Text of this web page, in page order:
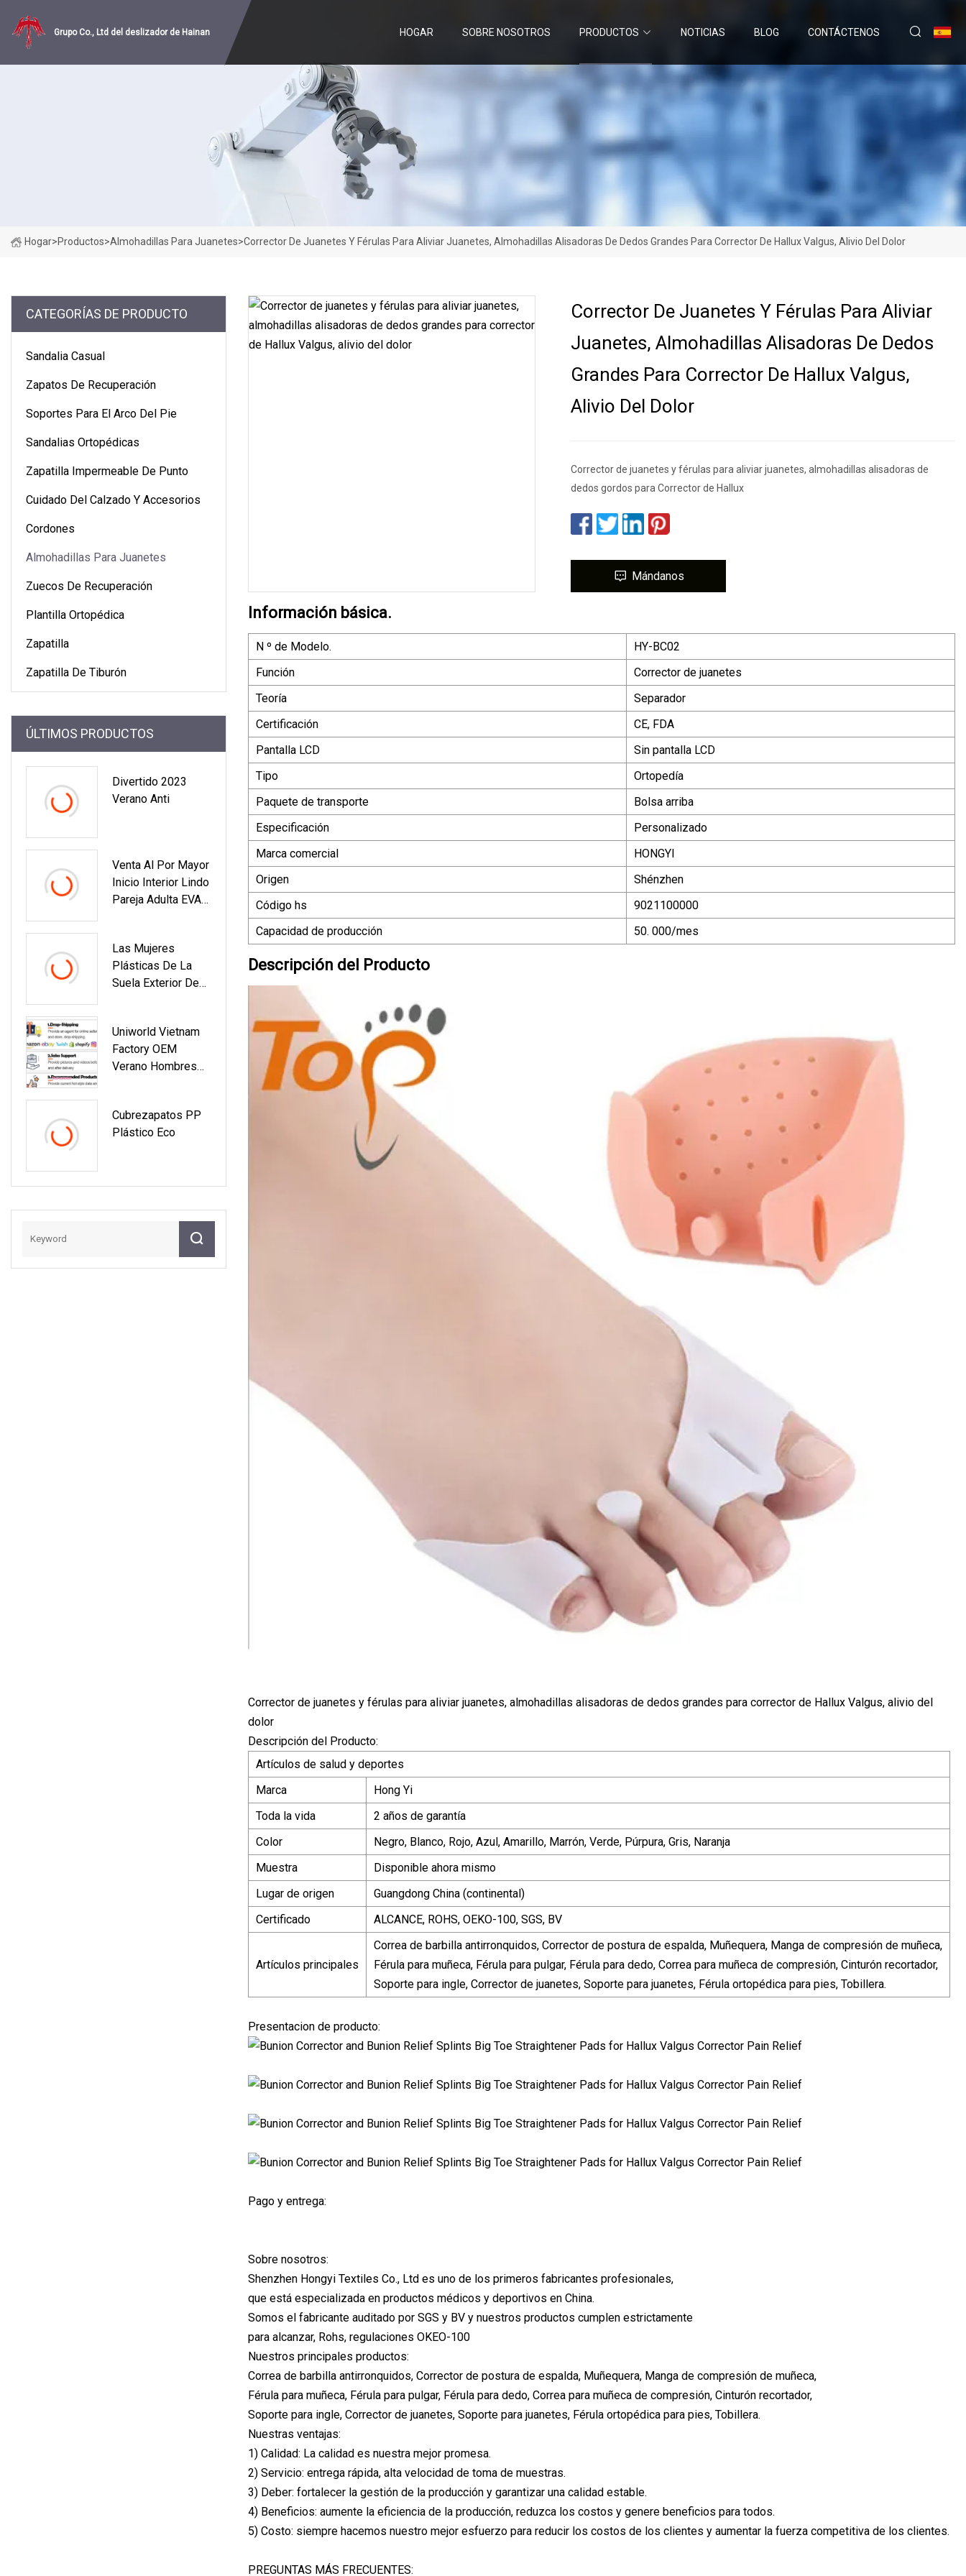
Grupo Co., Ltd del deslizador de Hainan HOGAR SOBRE NOSOTROS PRODUCTOS NOTICIAS BLOG CONTÁCTENOS
Hogar>Productos>Almohadillas Para Juanetes>Corrector De Juanetes Y Férulas Para Aliviar Juanetes, Almohadillas Alisadoras De Dedos Grandes Para Corrector De Hallux Valgus, Alivio Del Dolor
CATEGORÍAS DE PRODUCTO
Sandalia Casual
Zapatos De Recuperación
Soportes Para El Arco Del Pie
Sandalias Ortopédicas
Zapatilla Impermeable De Punto
Cuidado Del Calzado Y Accesorios
Cordones
Almohadillas Para Juanetes
Zuecos De Recuperación
Plantilla Ortopédica
Zapatilla
Zapatilla De Tiburón
ÚLTIMOS PRODUCTOS
Divertido 2023
Verano Anti
Venta Al Por Mayor
Inicio Interior Lindo
Pareja Adulta EVA
Slides1 Comprador
Las Mujeres
Plásticas De La
Suela Exterior De
Personalizado
Deslizan Las
Sandalias Causales
Uniworld Vietnam
Factory OEM
Verano Hombres
Superior Calzado
Casual Para
Cubrezapatos PP
Plástico Eco
Corrector De Juanetes Y Férulas Para Aliviar
Juanetes, Almohadillas Alisadoras De Dedos
Grandes Para Corrector De Hallux Valgus,
Alivio Del Dolor
Corrector de juanetes y férulas para aliviar juanetes, almohadillas alisadoras de
dedos gordos para Corrector de Hallux
Mándanos
Información básica.
N º de Modelo.
HY-BC02
Función
Corrector de juanetes
Teoría
Separador
Certificación
CE, FDA
Pantalla LCD
Sin pantalla LCD
Tipo
Ortopedía
Paquete de transporte
Bolsa arriba
Especificación
Personalizado
Marca comercial
HONGYI
Origen
Shénzhen
Código hs
9021100000
Capacidad de producción
50. 000/mes
Descripción del Producto
Corrector de juanetes y férulas para aliviar juanetes, almohadillas alisadoras de dedos grandes para corrector de Hallux Valgus, alivio del
dolor
Descripción del Producto:
Artículos de salud y deportes
Marca
Hong Yi
Toda la vida
2 años de garantía
Color
Negro, Blanco, Rojo, Azul, Amarillo, Marrón, Verde, Púrpura, Gris, Naranja
Muestra
Disponible ahora mismo
Lugar de origen
Guangdong China (continental)
Certificado
ALCANCE, ROHS, OEKO-100, SGS, BV
Artículos principales
Correa de barbilla antirronquidos, Corrector de postura de espalda, Muñequera, Manga de compresión de muñeca,
Férula para muñeca, Férula para pulgar, Férula para dedo, Correa para muñeca de compresión, Cinturón recortador,
Soporte para ingle, Corrector de juanetes, Soporte para juanetes, Férula ortopédica para pies, Tobillera.
Presentacion de producto:
Pago y entrega:
Sobre nosotros:
Shenzhen Hongyi Textiles Co., Ltd es uno de los primeros fabricantes profesionales,
que está especializada en productos médicos y deportivos en China.
Somos el fabricante auditado por SGS y BV y nuestros productos cumplen estrictamente
para alcanzar, Rohs, regulaciones OKEO-100
Nuestros principales productos:
Correa de barbilla antirronquidos, Corrector de postura de espalda, Muñequera, Manga de compresión de muñeca,
Férula para muñeca, Férula para pulgar, Férula para dedo, Correa para muñeca de compresión, Cinturón recortador,
Soporte para ingle, Corrector de juanetes, Soporte para juanetes, Férula ortopédica para pies, Tobillera.
Nuestras ventajas:
1) Calidad: La calidad es nuestra mejor promesa.
2) Servicio: entrega rápida, alta velocidad de toma de muestras.
3) Deber: fortalecer la gestión de la producción y garantizar una calidad estable.
4) Beneficios: aumente la eficiencia de la producción, reduzca los costos y genere beneficios para todos.
5) Costo: siempre hacemos nuestro mejor esfuerzo para reducir los costos de los clientes y aumentar la fuerza competitiva de los clientes.
PREGUNTAS MÁS FRECUENTES: